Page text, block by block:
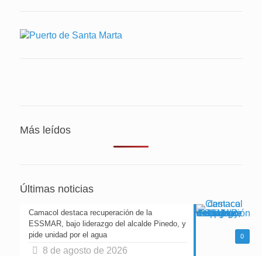
Más leídos
Últimas noticias
0
Camacol destaca recuperación de la
ESSMAR, bajo liderazgo del alcalde Pinedo, y
pide unidad por el agua
8 de agosto de 2026